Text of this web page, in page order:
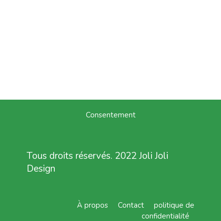
Consentement
Tous droits réservés. 2022 Joli Joli
Design
À propos Contact
politique de
confidentialité